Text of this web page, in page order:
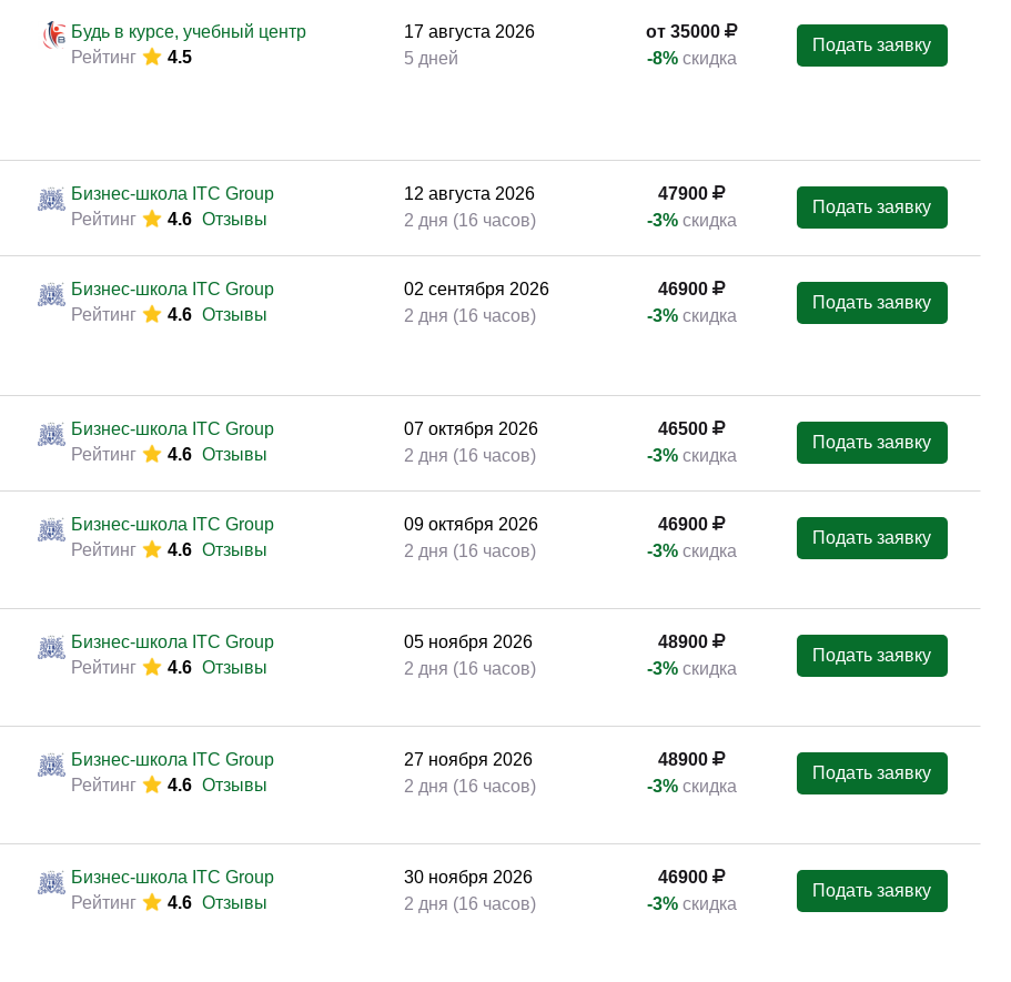
Логистика и снабжение (63)
Безопасность (47)
Тренинги для тренеров (12)
Будь в курсе, учебный центр
Рейтинг
4.5
17 августа 2026
5 дней
от 35000
-8% скидка
Подать заявку
Бизнес-школа ITC Group
Рейтинг
4.6 Отзывы
12 августа 2026
2 дня (16 часов)
47900
-3% скидка
Подать заявку
Бизнес-школа ITC Group
Рейтинг
4.6 Отзывы
02 сентября 2026
2 дня (16 часов)
46900
-3% скидка
Подать заявку
Бизнес-школа ITC Group
Рейтинг
4.6 Отзывы
07 октября 2026
2 дня (16 часов)
46500
-3% скидка
Подать заявку
Бизнес-школа ITC Group
Рейтинг
4.6 Отзывы
09 октября 2026
2 дня (16 часов)
46900
-3% скидка
Подать заявку
Бизнес-школа ITC Group
Рейтинг
4.6 Отзывы
05 ноября 2026
2 дня (16 часов)
48900
-3% скидка
Подать заявку
Бизнес-школа ITC Group
Рейтинг
4.6 Отзывы
27 ноября 2026
2 дня (16 часов)
48900
-3% скидка
Подать заявку
Бизнес-школа ITC Group
Рейтинг
4.6 Отзывы
30 ноября 2026
2 дня (16 часов)
46900
-3% скидка
Подать заявку